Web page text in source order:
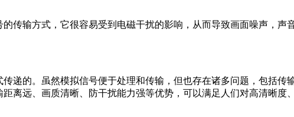
传输方式，它很容易受到电磁干扰的影响，从而导致画面噪声，
递的。虽然模拟信号便于处理和传输，但也存在诸多问题，包括
离远、画质清晰、防干扰能力强等优势，可以满足人们对高清晰度